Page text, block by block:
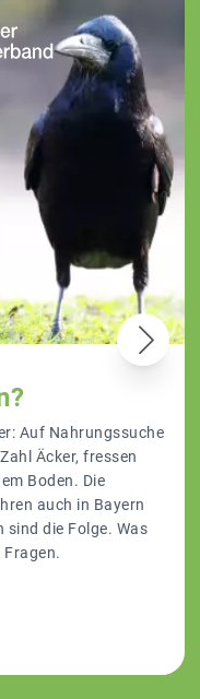
Auf Nahrungssuche
Äcker, fressen
Boden. Die
auch in Bayern
sind die Folge. Was